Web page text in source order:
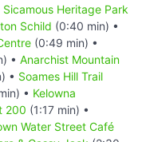
Sicamous Heritage Park
Schild (0:40 min) •
(0:49 min) •
• Anarchist Mountain
• Soames Hill Trail
• Kelowna
200 (1:17 min) •
Water Street Café